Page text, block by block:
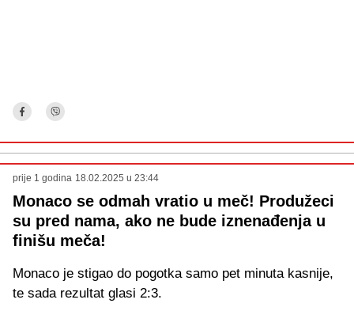
prije 1 godina 18.02.2025 u 23:44
Monaco se odmah vratio u meč! Produžeci
su pred nama, ako ne bude iznenađenja u
finišu meča!
Monaco je stigao do pogotka samo pet minuta kasnije,
te sada rezultat glasi 2:3.